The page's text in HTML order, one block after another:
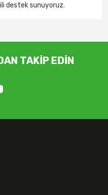
destek sunuyoruz.
TAKİP EDİN